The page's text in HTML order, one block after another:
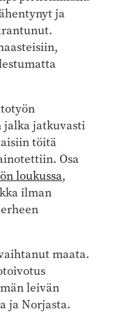
ja
jalka jatkuvasti
töitä
Osa
loukussa,
ilman
maata.
leivän
ja Norjasta.